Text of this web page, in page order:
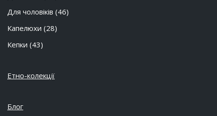
Для чоловіків (46)
Капелюхи (28)
Кепки (43)
Етно-колекції
Блог